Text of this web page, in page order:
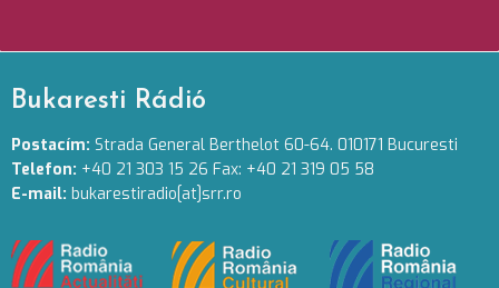
Bukaresti Rádió
Postacím: Strada General Berthelot 60-64. 010171 Bucuresti
Telefon: +40 21 303 15 26 Fax: +40 21 319 05 58
E-mail: bukarestiradio[at]srr.ro